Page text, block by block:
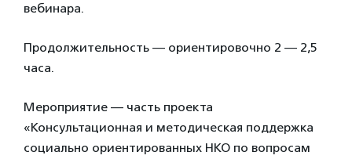
вебинара.
Продолжительность — ориентировочно 2 — 2,5
часа.
Мероприятие — часть проекта
«Консультационная и методическая поддержка
социально ориентированных НКО по вопросам